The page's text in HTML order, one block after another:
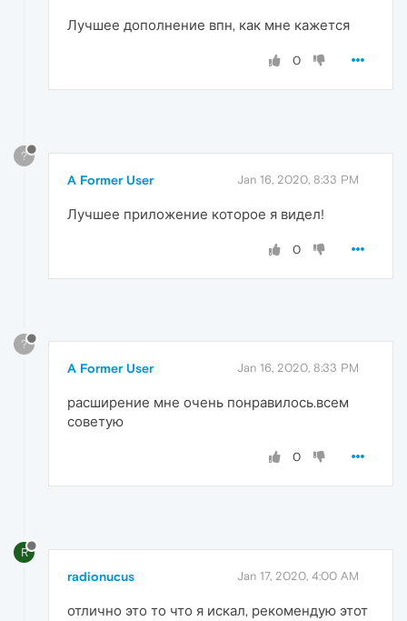
Лучшее дополнение впн, как мне кажется
0
?
A Former User Jan 16, 2020, 8:33 PM
Лучшее приложение которое я видел!
0
?
A Former User Jan 16, 2020, 8:33 PM
расширение мне очень понравилось.всем
советую
0
R
radionucus Jan 17, 2020, 4:00 AM
отлично это то что я искал, рекомендую этот